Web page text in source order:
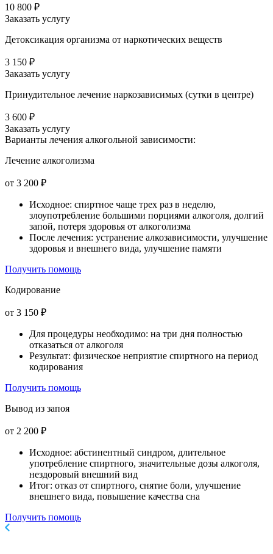
10 800 ₽
Заказать услугу
Детоксикация организма от наркотических веществ
3 150 ₽
Заказать услугу
Принудительное лечение наркозависимых (сутки в центре)
3 600 ₽
Заказать услугу
Варианты лечения алкогольной зависимости:
Лечение алкоголизма
от 3 200 ₽
Исходное: спиртное чаще трех раз в неделю,
злоупотребление большими порциями алкоголя, долгий
запой, потеря здоровья от алкоголизма
После лечения: устранение алкозависимости, улучшение
здоровья и внешнего вида, улучшение памяти
Получить помощь
Кодирование
от 3 150 ₽
Для процедуры необходимо: на три дня полностью
отказаться от алкоголя
Результат: физическое неприятие спиртного на период
кодирования
Получить помощь
Вывод из запоя
от 2 200 ₽
Исходное: абстинентный синдром, длительное
употребление спиртного, значительные дозы алкоголя,
нездоровый внешний вид
Итог: отказ от спиртного, снятие боли, улучшение
внешнего вида, повышение качества сна
Получить помощь